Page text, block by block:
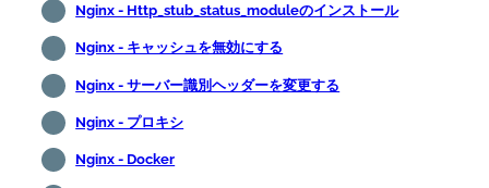
Nginx - Http_stub_status_moduleのインストール
Nginx - キャッシュを無効にする
Nginx - サーバー識別ヘッダーを変更する
Nginx - プロキシ
Nginx - Docker